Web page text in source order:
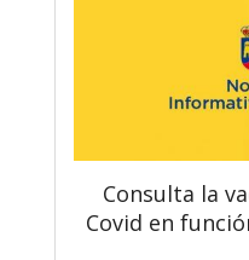
Consulta la
Covid en